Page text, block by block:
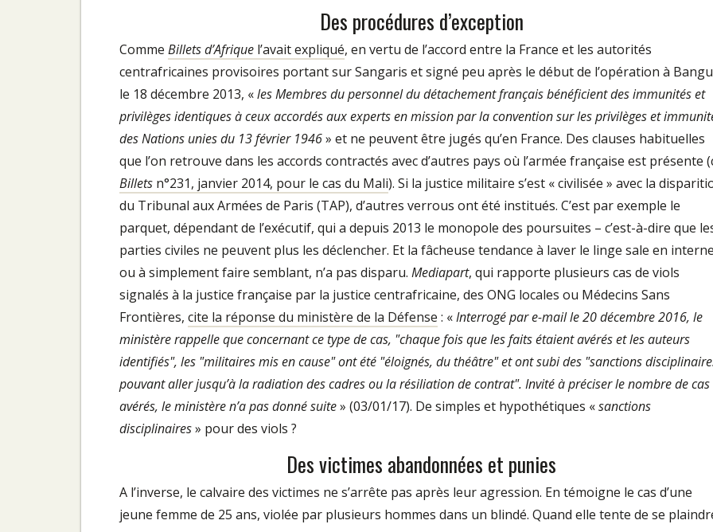
Des procédures d’exception
Comme Billets d’Afrique l’avait expli­qué, en vertu de l’accord entre la France et les autorités
centrafricaines provisoires portant sur Sangaris et signé peu après le dé­but de l’opération à
le 18 décembre 2013, «les Membres du personnel du détachement français bénéficient des immunités et
privilèges identiques à ceux accordés aux experts en mission par la convention sur les privilèges et
des Nations unies du 13 février 1946» et ne peuvent être jugés qu’en France. Des clauses habituelles
que l’on retrouve dans les accords contractés avec d’autres pays où l’armée française est présente
Billets n°231, janvier 2014, pour le cas du Mali). Si la justice militaire s’est « civilisée » avec la
du Tribunal aux Armées de Paris (TAP), d’autres verrous ont été institués. C’est par exemple le
parquet, dépendant de l’exécutif, qui a depuis 2013 le monopole des poursuites – c’est­-à­-dire que
parties civiles ne peuvent plus les déclencher. Et la fâcheuse tendance à laver le linge sale en
ou à simplement faire semblant, n’a pas disparu. Mediapart, qui rapporte plusieurs cas de viols
signalés à la justice française par la justice centrafricaine, des ONG locales ou Médecins Sans
Frontières, cite la réponse du ministère de la Défense : «Interrogé par e-mail le 20 décembre 2016, le
ministère rappelle que concernant ce type de cas, "chaque fois que les faits étaient avérés et les auteurs
identifiés", les "militaires mis en cause" ont été "éloignés, du théâtre" et ont subi des "sanctions
pouvant aller jusqu’à la radiation des cadres ou la résiliation de contrat". Invité à préciser le nombre de cas
avérés, le ministère n’a pas donné suite» (03/01/17). De simples et hypothétiques «sanctions
disciplinaires» pour des viols ?
Des victimes abandonnées et punies
A l’inverse, le calvaire des victimes ne s’arrête pas après leur agression. En témoigne le cas d’une
jeune femme de 25 ans, violée par plusieurs hommes dans un blindé. Quand elle tente de se